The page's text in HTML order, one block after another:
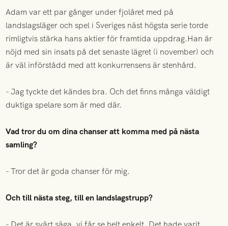
Adam var ett par gånger under fjolåret med på
landslagsläger och spel i Sveriges näst högsta serie torde
rimligtvis stärka hans aktier för framtida uppdrag.Han är
nöjd med sin insats på det senaste lägret (i november) och
är väl införstådd med att konkurrensens är stenhård.
- Jag tyckte det kändes bra. Och det finns många väldigt
duktiga spelare som är med där.
Vad tror du om dina chanser att komma med på nästa
samling?
- Tror det är goda chanser för mig.
Och till nästa steg, till en landslagstrupp?